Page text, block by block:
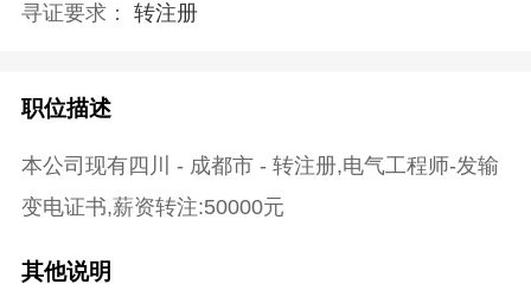
寻证要求： 转注册
职位描述
本公司现有四川 - 成都市 - 转注册,电气工程师-发输
变电证书,薪资转注:50000元
其他说明